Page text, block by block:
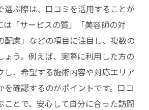
満足度を上げる利用方法紹介
選ぶ際は、口コミを活用することが
は「サービスの質」「美容師の対
配慮」などの項目に注目し、複数の
ょう。例えば、実際に利用した方の
し、希望する施術内容や対応エリア
を確認するのがポイントです。口コ
ことで、安心して自分に合った訪問